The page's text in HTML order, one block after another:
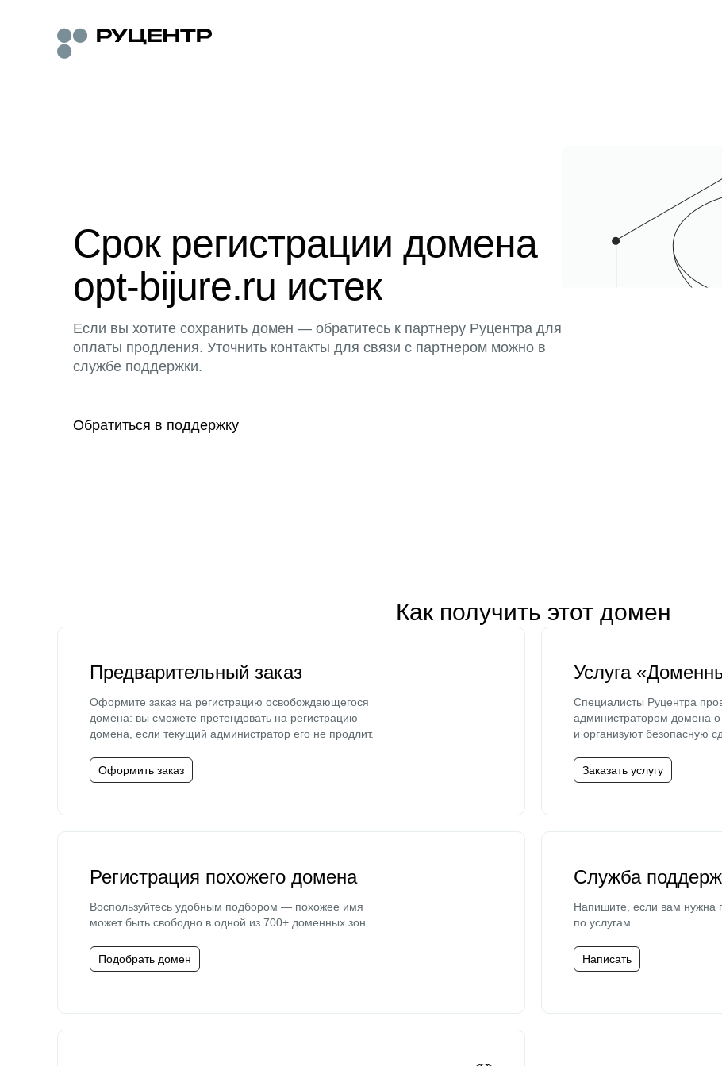
Срок регистрации домена
opt-bijure.ru истек
Если вы хотите сохранить домен — обратитесь к партнеру Руцентра для
оплаты продления. Уточнить контакты для связи с партнером можно в
службе поддержки.
Обратиться в поддержку
Как получить этот домен
Предварительный заказ
Оформите заказ на регистрацию освобождающегося
домена: вы сможете претендовать на регистрацию
домена, если текущий администратор его не продлит.
Оформить заказ
Услуга
Специалисты Руцентра
администратором домена
и организуют безопасную
Заказать услугу
Регистрация похожего домена
Воспользуйтесь удобным подбором — похожее имя
может быть свободно в одной из 700+ доменных зон.
Подобрать домен
Служба
Напишите, если вам нужна
по услугам.
Написать